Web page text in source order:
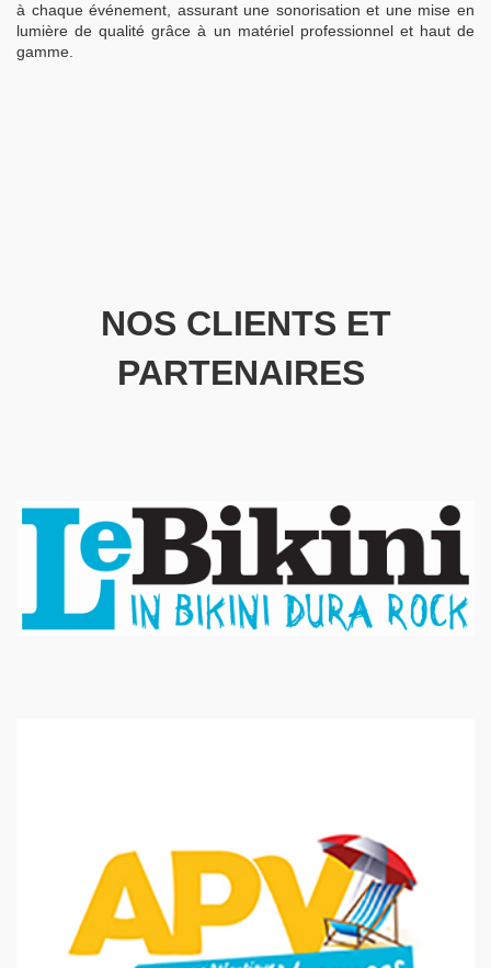
à chaque événement, assurant une sonorisation et une mise en
lumière de qualité grâce à un matériel professionnel et haut de
gamme.
NOS CLIENTS ET
PARTENAIRES